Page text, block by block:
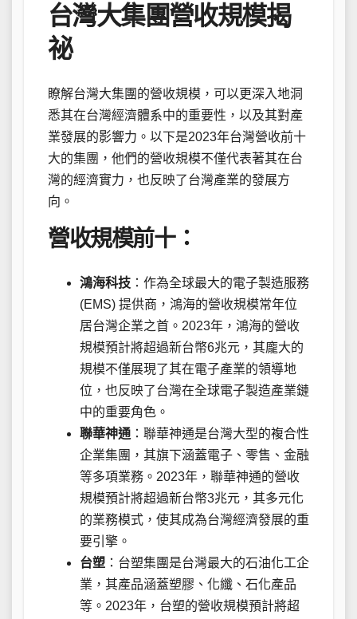
台灣大集團營收規模揭
祕
瞭解台灣大集團的營收規模，可以更深入地洞
悉其在台灣經濟體系中的重要性，以及其對產
業發展的影響力。以下是2023年台灣營收前十
大的集團，他們的營收規模不僅代表著其在台
灣的經濟實力，也反映了台灣產業的發展方
向。
營收規模前十：
鴻海科技 ：作為全球最大的電子製造服務
(EMS) 提供商，鴻海的營收規模常年位
居台灣企業之首。2023年，鴻海的營收
規模預計將超過新台幣6兆元，其龐大的
規模不僅展現了其在電子產業的領導地
位，也反映了台灣在全球電子製造產業鏈
中的重要角色。
聯華神通 ：聯華神通是台灣大型的複合性
企業集團，其旗下涵蓋電子、零售、金融
等多項業務。2023年，聯華神通的營收
規模預計將超過新台幣3兆元，其多元化
的業務模式，使其成為台灣經濟發展的重
要引擎。
台塑 ：台塑集團是台灣最大的石油化工企
業，其產品涵蓋塑膠、化纖、石化產品
等。2023年，台塑的營收規模預計將超